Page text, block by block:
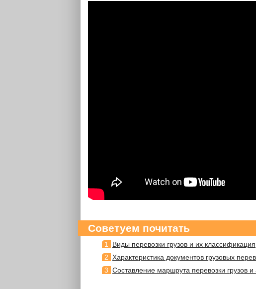
Советуем почитать
Виды перевозки грузов и их классификация
Характеристика документов грузовых
Составление маршрута перевозки грузов